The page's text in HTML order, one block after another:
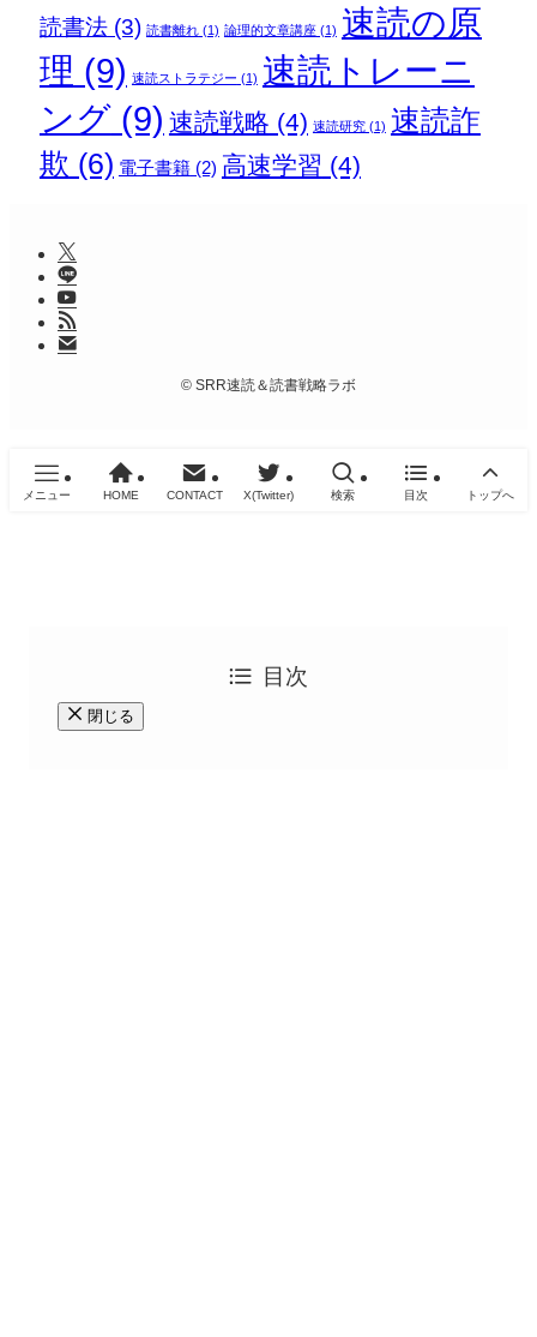
読書法(3) 読書離れ(1) 論理的文章講座(1) 速読の原
理 (9) 速読ストラテジー (1) 速読トレーニ
ング(9) 速読戦略 (4) 速読研究(1) 速読詐
欺 (6) 電子書籍(2) 高速学習 (4)
© SRR速読＆読書戦略ラボ
メニュー HOME CONTACT X(Twitter) 検索 目次 トップへ
目次
閉じる